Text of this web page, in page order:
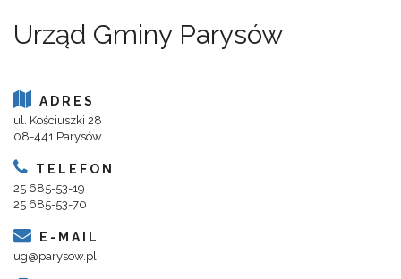
Urząd Gminy Parysów
ADRES
ul. Kościuszki 28
08-441 Parysów
TELEFON
25 685-53-19
25 685-53-70
E-MAIL
ug@parysow.pl